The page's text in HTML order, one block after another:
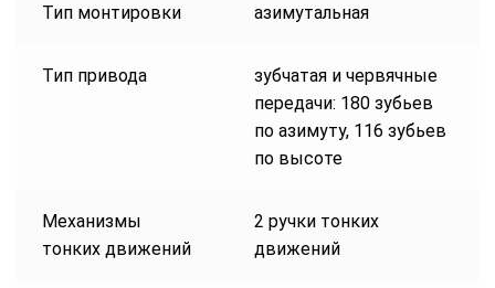
Тип монтировки азимутальная
Тип привода
зубчатая и червячные
передачи: 180 зубьев
по азимуту, 116 зубьев
по высоте
Механизмы
тонких движений
2 ручки тонких
движений